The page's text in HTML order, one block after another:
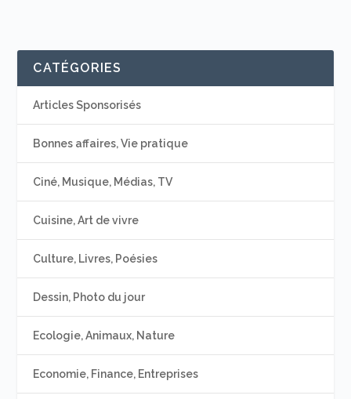
CATÉGORIES
Articles Sponsorisés
Bonnes affaires, Vie pratique
Ciné, Musique, Médias, TV
Cuisine, Art de vivre
Culture, Livres, Poésies
Dessin, Photo du jour
Ecologie, Animaux, Nature
Economie, Finance, Entreprises